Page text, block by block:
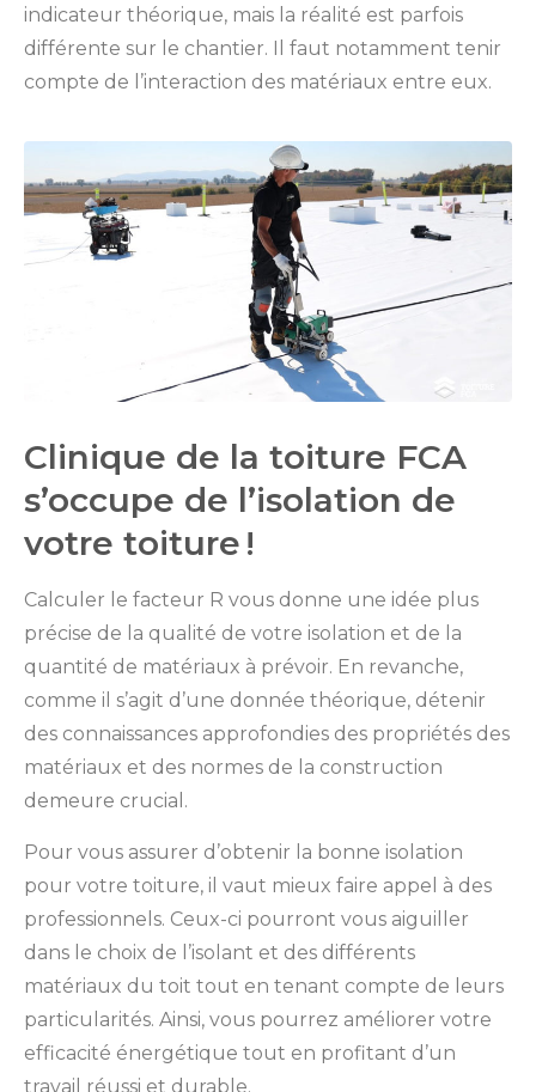
indicateur théorique, mais la réalité est parfois
différente sur le chantier. Il faut notamment tenir
compte de l’interaction des matériaux entre eux.
Clinique de la toiture FCA
s’occupe de l’isolation de
votre toiture !
Calculer le facteur R vous donne une idée plus
précise de la qualité de votre isolation et de la
quantité de matériaux à prévoir. En revanche,
comme il s’agit d’une donnée théorique, détenir
des connaissances approfondies des propriétés des
matériaux et des normes de la construction
demeure crucial.
Pour vous assurer d’obtenir la bonne isolation
pour votre toiture, il vaut mieux faire appel à des
professionnels. Ceux-ci pourront vous aiguiller
dans le choix de l’isolant et des différents
matériaux du toit tout en tenant compte de leurs
particularités. Ainsi, vous pourrez améliorer votre
efficacité énergétique tout en profitant d’un
travail réussi et durable.